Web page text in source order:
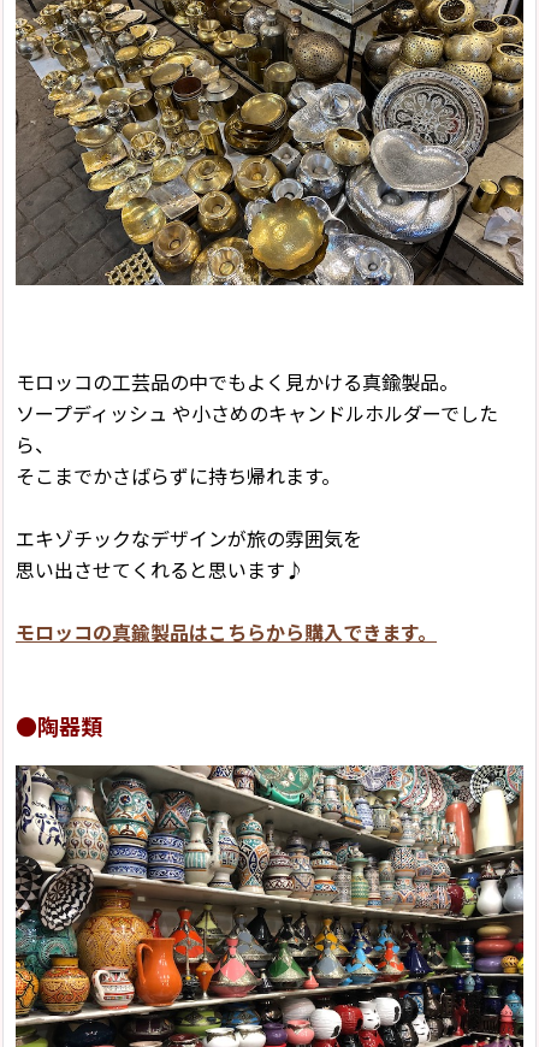
モロッコの工芸品の中でもよく見かける真鍮製品。
ソープディッシュ や小さめのキャンドルホルダーでした
ら、
そこまでかさばらずに持ち帰れます。
エキゾチックなデザインが旅の雰囲気を
思い出させてくれると思います♪
モロッコの真鍮製品はこちらから購入できます。
●陶器類